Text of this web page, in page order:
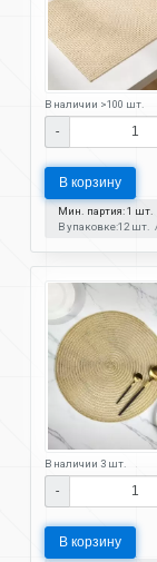
В наличии >100 шт.
-
В корзину
Мин. партия: 1 шт.
В упаковке:12 шт.
В наличии 3 шт.
-
В корзину